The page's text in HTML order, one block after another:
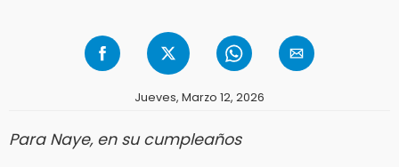
Jueves, Marzo 12, 2026
Para Naye, en su cumpleaños